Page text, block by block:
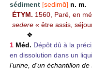
sédiment [sedimɑ̃] n. m.
ÉTYM. 1560, Paré, en
sedere « être assis,
❖
1 Méd. Dépôt dû à la
en dissolution dans un
l'urine, d'un échantillon de